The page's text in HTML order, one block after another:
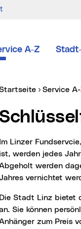
A-Z
sind hier:
Startseite Service
ist, werden jedes
werden
vernichtet
Die Stadt Linz bietet daher ein eigenes Schlüsselfundservice mit registrierten Anhängern
Sie können
zum Preis